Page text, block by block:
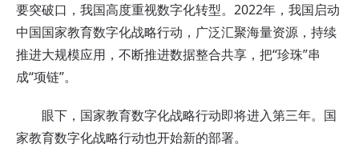
要突破口，我国高度重视数字化转型。2022年，我国启动
中国国家教育数字化战略行动，广泛汇聚海量资源，持续
推进大规模应用，不断推进数据整合共享，把“珍珠”串
成“项链”。
眼下，国家教育数字化战略行动即将进入第三年。国
家教育数字化战略行动也开始新的部署。